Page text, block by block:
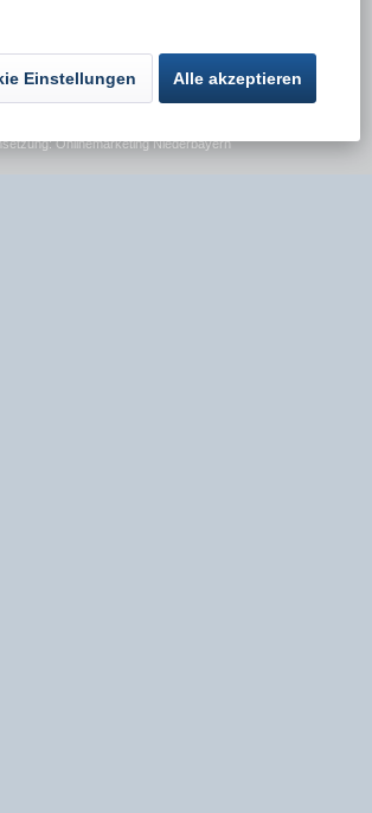
Versand und Zahlungsbedingungen
Onlinemarketing Niederbayern
Einstellungen Alle akzeptieren